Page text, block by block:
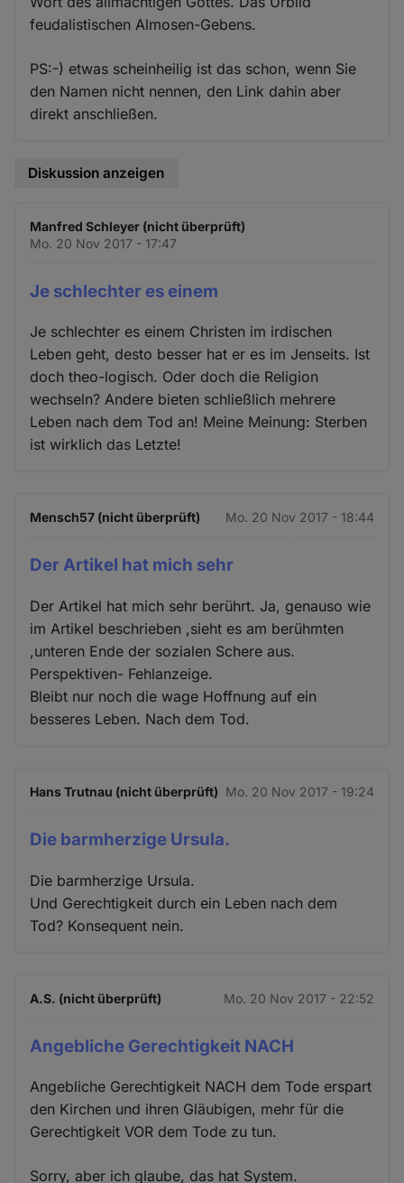
feudalistischen Almosen-Gebens.
PS:-) etwas scheinheilig ist das schon, wenn Sie
den Namen nicht nennen, den Link dahin aber
direkt anschließen.
Diskussion anzeigen
Manfred Schleyer (nicht überprüft)
Mo. 20 Nov 2017 - 17:47
Je schlechter es einem
Je schlechter es einem Christen im irdischen
Leben geht, desto besser hat er es im Jenseits. Ist
doch theo-logisch. Oder doch die Religion
wechseln? Andere bieten schließlich mehrere
Leben nach dem Tod an! Meine Meinung: Sterben
ist wirklich das Letzte!
Mensch57 (nicht überprüft) Mo. 20 Nov 2017 - 18:44
Der Artikel hat mich sehr
Der Artikel hat mich sehr berührt. Ja, genauso wie
im Artikel beschrieben ,sieht es am berühmten
,unteren Ende der sozialen Schere aus.
Perspektiven- Fehlanzeige.
Bleibt nur noch die wage Hoffnung auf ein
besseres Leben. Nach dem Tod.
Hans Trutnau (nicht überprüft) Mo. 20 Nov 2017 - 19:24
Die barmherzige Ursula.
Die barmherzige Ursula.
Und Gerechtigkeit durch ein Leben nach dem
Tod? Konsequent nein.
A.S. (nicht überprüft) Mo. 20 Nov 2017 - 22:52
Angebliche Gerechtigkeit NACH
Angebliche Gerechtigkeit NACH dem Tode erspart
den Kirchen und ihren Gläubigen, mehr für die
Gerechtigkeit VOR dem Tode zu tun.
Sorry, aber ich glaube, das hat System.